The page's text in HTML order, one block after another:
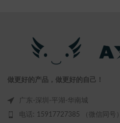
做更好的产品，做更好的自己！
广东-深圳-平湖-华南城
电话: 15917727385 （微信同号）